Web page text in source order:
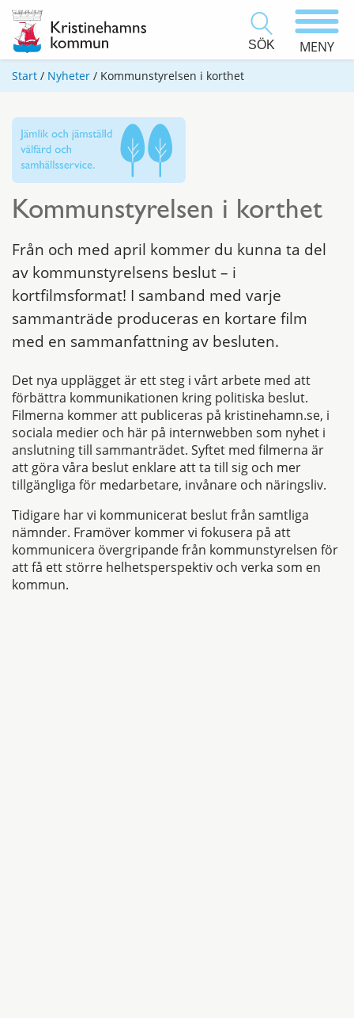
SÖK MENY
Start / Nyheter / Kommunstyrelsen i korthet
Kommunstyrelsen i korthet
Från och med april kommer du kunna ta del
av kommunstyrelsens beslut – i
kortfilmsformat! I samband med varje
sammanträde produceras en kortare film
med en sammanfattning av besluten.
Det nya upplägget är ett steg i vårt arbete med att
förbättra kommunikationen kring politiska beslut.
Filmerna kommer att publiceras på kristinehamn.se, i
sociala medier och här på internwebben som nyhet i
anslutning till sammanträdet. Syftet med filmerna är
att göra våra beslut enklare att ta till sig och mer
tillgängliga för medarbetare, invånare och näringsliv.
Tidigare har vi kommunicerat beslut från samtliga
nämnder. Framöver kommer vi fokusera på att
kommunicera övergripande från kommunstyrelsen för
att få ett större helhetsperspektiv och verka som en
kommun.